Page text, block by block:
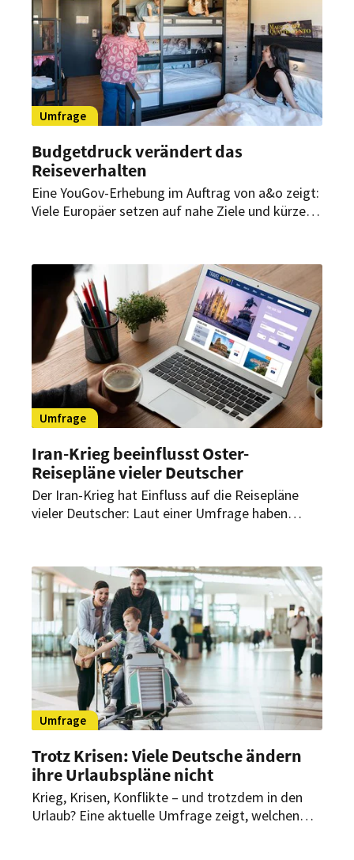
Umfrage
Budgetdruck verändert das
Reiseverhalten
Eine YouGov-Erhebung im Auftrag von a&o zeigt:
Viele Europäer setzen auf nahe Ziele und kürzere
Umfrage
Iran-Krieg beeinflusst Oster-
Reisepläne vieler Deutscher
Der Iran-Krieg hat Einfluss auf die Reisepläne
vieler Deutscher: Laut einer Umfrage haben
steigende Transportkosten spielen dabei eine
zentrale Rolle.
Umfrage
Trotz Krisen: Viele Deutsche ändern
ihre Urlaubspläne nicht
Krieg, Krisen, Konflikte – und trotzdem in den
Urlaub? Eine aktuelle Umfrage zeigt, welchen